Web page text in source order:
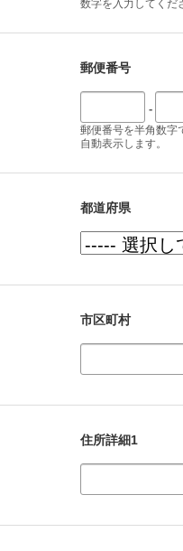
数字を入力してくだ
郵便番号
-
郵便番号を半角数字
自動表示します。
都道府県
市区町村
住所詳細1